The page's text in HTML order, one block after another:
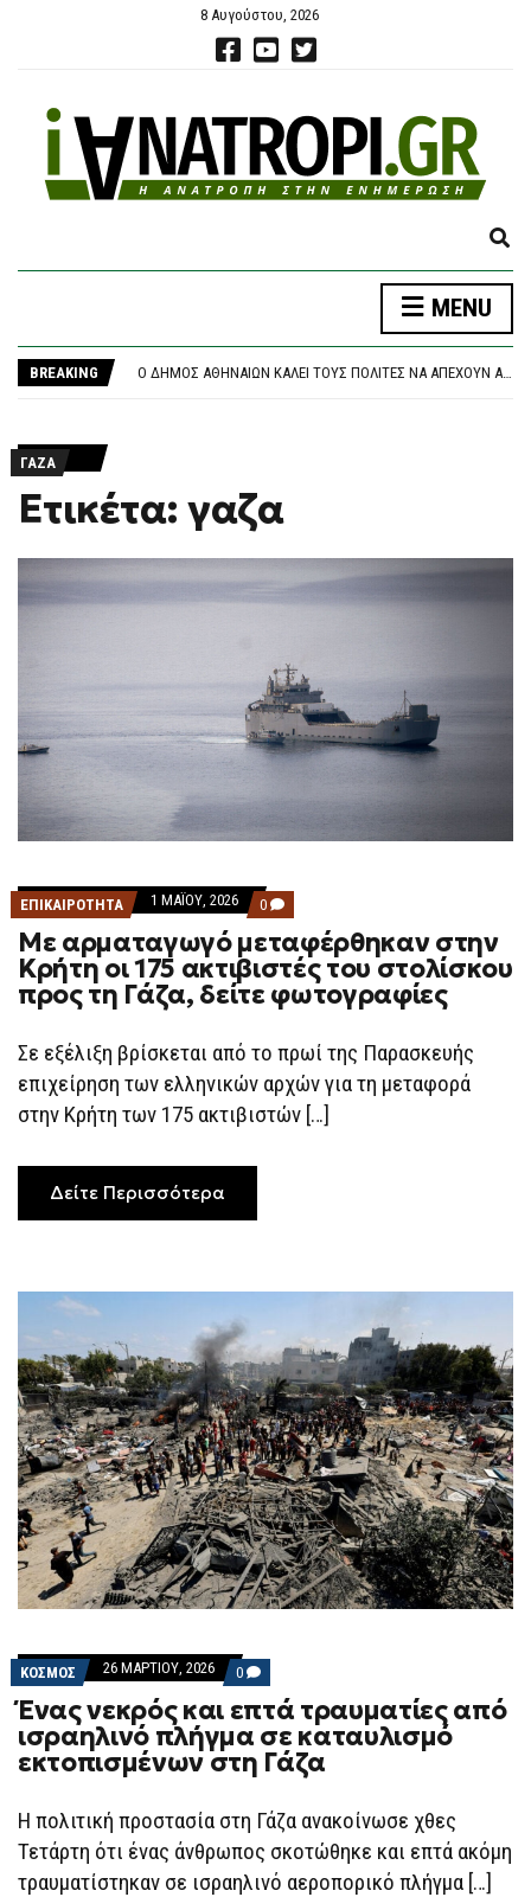
8 Αυγούστου, 2026
E
P
N
O
MENU
BREAKING
Ο ΔΉΜΟΣ ΑΘΗΝΑΊΩΝ ΚΑΛΕΊ ΤΟΥΣ ΠΟΛΊΤΕΣ ΝΑ ΑΠΈΧΟΥΝ ΑΠΌ ΕΡΓΑΣΊΕΣ ΣΕ ΕΞΩΤΕΡΙΚΟΎΣ ΧΏΡΟΥΣ ΠΟΥ ΜΠΟΡΕΊ ΝΑ ΠΡΟΚΑΛΈΣΟΥΝ ΠΥΡΚΑΓΙΆ
ΘΡΉΝΟΣ ΓΙΑ ΤΟΝ ΜΈΣΙ: ΠΈΘΑΝΕ ΣΤΑ 68 ΤΟΥ ΧΡΌΝΙΑ Ο ΠΑΤΈΡΑΣ ΤΟΥ, ΧΌΡΧΕ – ΥΠΉΡΞΕ Ο ΜΈΝΤΟΡΑΣ ΚΑΙ ΑΤΖΈΝΤΗΣ ΤΟΥ ΜΈΧΡΙ ΤΗΝ ΤΕΛΕΥΤΑΊΑ ΣΤΙΓΜΉ
ΓΑΖΑ
Ετικέτα: γαζα
ΕΠΙΚΑΙΡΟΤΗΤΑ 1 ΜΑΪ́ΟΥ, 2026 0 COMMENTS
ON
ΜΕ
ΑΡΜΑΤΑΓΩΓΌ
ΜΕΤΑΦΈΡΘΗΚΑΝ
ΣΤΗΝ
ΚΡΉΤΗ
175
ΑΚΤΙΒΙΣΤΈΣ
ΤΟΥ
ΣΤΟΛΊΣΚΟΥ
ΠΡΟΣ
Με αρματαγωγό μεταφέρθηκαν στην
Κρήτη οι 175 ακτιβιστές του στολίσκου
προς τη Γάζα, δείτε φωτογραφίες
Σε εξέλιξη βρίσκεται από το πρωί της Παρασκευής
επιχείρηση των ελληνικών αρχών για τη μεταφορά
στην Κρήτη των 175 ακτιβιστών […]
Δείτε Περισσότερα
ΚΟΣΜΟΣ 26 ΜΑΡΤΊΟΥ, 2026 0 COMMENTS
ON
ΈΝΑΣ
ΝΕΚΡΌΣ
ΚΑΙ
ΕΠΤΆ
ΤΡΑΥΜΑΤΊΕΣ
ΙΣΡΑΗΛΙΝΌ
ΠΛΉΓΜΑ
ΣΕ
ΚΑΤΑΥΛΙΣΜΌ
ΕΚΤΟΠΙΣΜΈΝΩΝ
Ένας νεκρός και επτά τραυματίες από
ισραηλινό πλήγμα σε καταυλισμό
εκτοπισμένων στη Γάζα
Η πολιτική προστασία στη Γάζα ανακοίνωσε χθες
Τετάρτη ότι ένας άνθρωπος σκοτώθηκε και επτά ακόμη
τραυματίστηκαν σε ισραηλινό αεροπορικό πλήγμα […]